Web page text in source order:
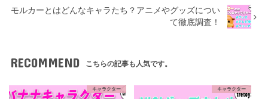
モルカーとはどんなキャラたち？アニメやグッズについ
て徹底調査！
RECOMMEND こちらの記事も人気です。
キャラクター キャラクター